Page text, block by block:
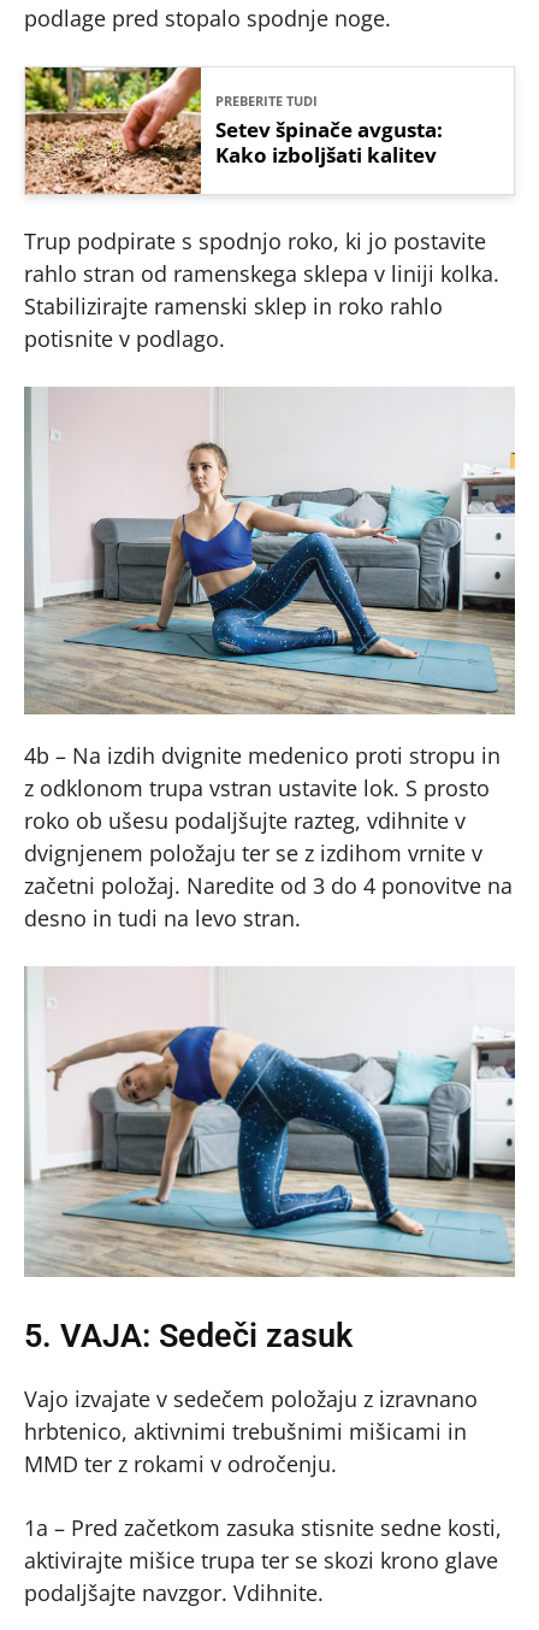
podlage pred stopalo spodnje noge.
PREBERITE TUDI
Setev špinače avgusta:
Kako izboljšati kalitev
Trup podpirate s spodnjo roko, ki jo postavite
rahlo stran od ramenskega sklepa v liniji kolka.
Stabilizirajte ramenski sklep in roko rahlo
potisnite v podlago.
4b – Na izdih dvignite medenico proti stropu in
z odklonom trupa vstran ustavite lok. S prosto
roko ob ušesu podaljšujte razteg, vdihnite v
dvignjenem položaju ter se z izdihom vrnite v
začetni položaj. Naredite od 3 do 4 ponovitve na
desno in tudi na levo stran.
5. VAJA: Sedeči zasuk
Vajo izvajate v sedečem položaju z izravnano
hrbtenico, aktivnimi trebušnimi mišicami in
MMD ter z rokami v odročenju.
1a – Pred začetkom zasuka stisnite sedne kosti,
aktivirajte mišice trupa ter se skozi krono glave
podaljšajte navzgor. Vdihnite.